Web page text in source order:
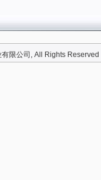
限公司 , All Rights Reserved